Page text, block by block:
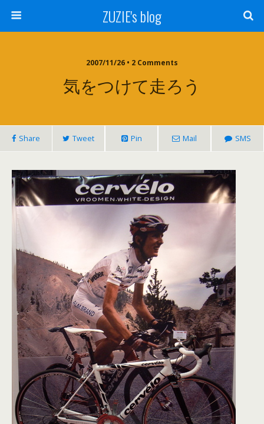
ZUZIE's blog
2007/11/26 • 2 Comments
気をつけて走ろう
Share Tweet Pin Mail SMS